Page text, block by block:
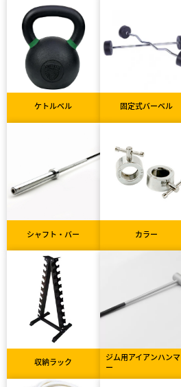
ケトルベル 固定式バーベル
シャフト・バー カラー
収納ラック
ジム用アイアンハンマ
ー